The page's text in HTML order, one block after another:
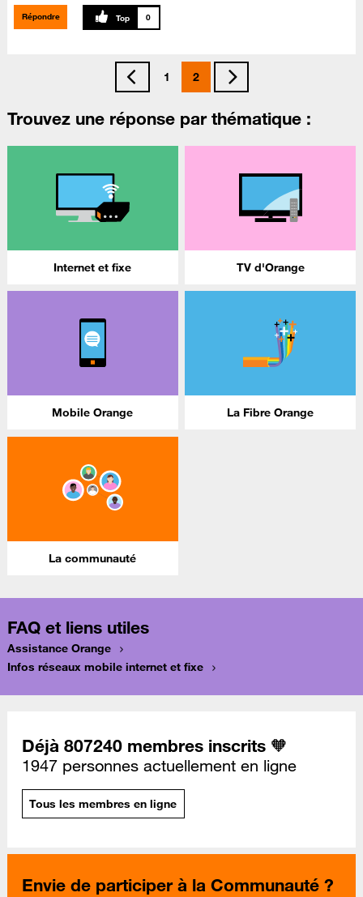
Répondre 0
1 2
Trouvez une réponse par thématique :
Internet et fixe TV d'Orange
Mobile Orange La Fibre Orange
La communauté
FAQ et liens utiles
Assistance Orange
Infos réseaux mobile internet et fixe
Déjà 807240 membres inscrits 🧡
1947 personnes actuellement en ligne
Tous les membres en ligne
Envie de participer à la Communauté ?